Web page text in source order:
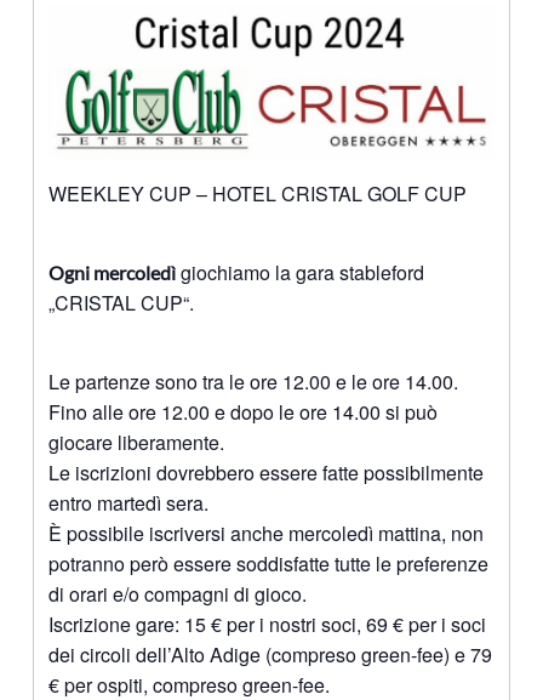
WEEKLEY CUP – HOTEL CRISTAL GOLF CUP
Ogni mercoledìgiochiamo la gara stableford
„CRISTAL CUP“.
Le partenze sono tra le ore 12.00 e le ore 14.00.
Fino alle ore 12.00 e dopo le ore 14.00 si può
giocare liberamente.
Le iscrizioni dovrebbero essere fatte possibilmente
entro martedì sera.
È possibile iscriversi anche mercoledì mattina, non
potranno però essere soddisfatte tutte le preferenze
di orari e/o compagni di gioco.
Iscrizione gare: 15 € per i nostri soci, 69 € per i soci
dei circoli dell’Alto Adige (compreso green-fee) e 79
€ per ospiti, compreso green-fee.